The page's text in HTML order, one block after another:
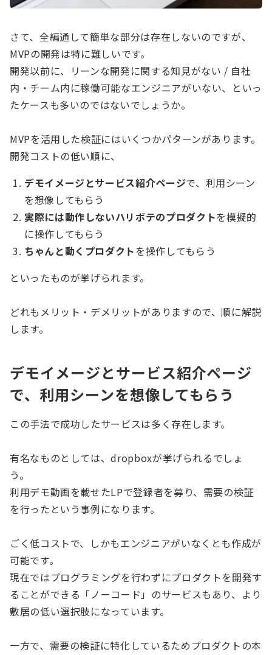
さて、全編通して簡単な部分は存在しないのですが、
MVPの開発は特に難しいです。
開発以前に、リーンな開発に関する知見がない / 自社
内・チーム内に稼働可能なエンジニアがいない、といっ
たケースも多いのではないでしょうか。
MVPを活用した検証にはいくつかパターンがあります。
開発コストの低い順に、
デモイメージとサービス紹介ページで、利用シーン
を想像してもらう
実際には動作しないハリボテのプロダクトを模擬的
に操作してもらう
ちゃんと動くプロダクトを操作してもらう
といったものが挙げられます。
どれもメリット・デメリットがありますので、順に解説
します。
デモイメージとサービス紹介ページ
で、利用シーンを想像してもらう
この手法で成功したサービスは多く存在します。
有名なものとしては、dropboxが挙げられるでしょ
う。
利用デモ動画を載せたLPで登録者を募り、需要の検証
を行ったという事例になります。
ごく低コストで、しかもエンジニアがいなくとも作成が
可能です。
現在ではプログラミングを行わずにプロダクトを開発す
ることができる「ノーコード」のサービスもあり、より
敷居の低い選択肢になっています。
一方で、需要の検証に特化しているためプロダクトの本